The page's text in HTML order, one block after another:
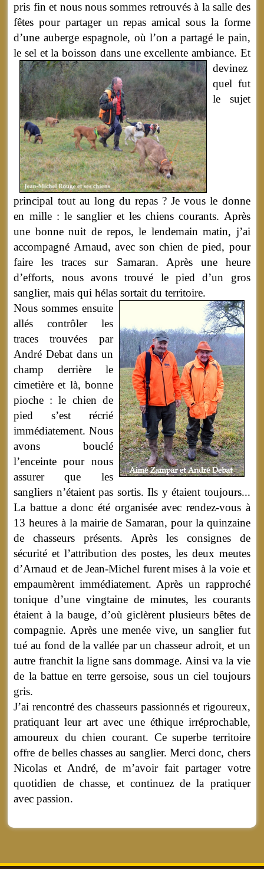
pris fin et nous nous sommes retrouvés à la salle des
fêtes pour partager un repas amical sous la forme
d’une auberge espagnole, où l’on a partagé le pain,
le sel et la boisson dans une excellente ambiance. Et
devinez
quel fut
le sujet
principal tout au long du repas ? Je vous le donne
en mille : le sanglier et les chiens courants. Après
une bonne nuit de repos, le lendemain matin, j’ai
accompagné Arnaud, avec son chien de pied, pour
faire les traces sur Samaran. Après une heure
d’efforts, nous avons trouvé le pied d’un gros
sanglier, mais qui hélas sortait du territoire.
Nous sommes ensuite
allés contrôler les
traces trouvées par
André Debat dans un
champ derrière le
cimetière et là, bonne
pioche : le chien de
pied s’est récrié
immédiatement. Nous
avons bouclé
l’enceinte pour nous
assurer que les
sangliers n’étaient pas sortis. Ils y étaient toujours...
La battue a donc été organisée avec rendez-vous à
13 heures à la mairie de Samaran, pour la quinzaine
de chasseurs présents. Après les consignes de
sécurité et l’attribution des postes, les deux meutes
d’Arnaud et de Jean-Michel furent mises à la voie et
empaumèrent immédiatement. Après un rapproché
tonique d’une vingtaine de minutes, les courants
étaient à la bauge, d’où giclèrent plusieurs bêtes de
compagnie. Après une menée vive, un sanglier fut
tué au fond de la vallée par un chasseur adroit, et un
autre franchit la ligne sans dommage. Ainsi va la vie
de la battue en terre gersoise, sous un ciel toujours
gris.
J’ai rencontré des chasseurs passionnés et rigoureux,
pratiquant leur art avec une éthique irréprochable,
amoureux du chien courant. Ce superbe territoire
offre de belles chasses au sanglier. Merci donc, chers
Nicolas et André, de m’avoir fait partager votre
quotidien de chasse, et continuez de la pratiquer
avec passion.